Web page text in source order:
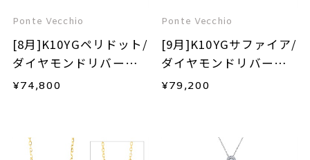
Ponte Vecchio
[8月]K10YGペリドット/
ダイヤモンドリバーシ
ブルネックレス
¥74,800
Ponte Vecchio
[9月]K10YGサファイア/
ダイヤモンドリバーシ
ブルネックレス
¥79,200